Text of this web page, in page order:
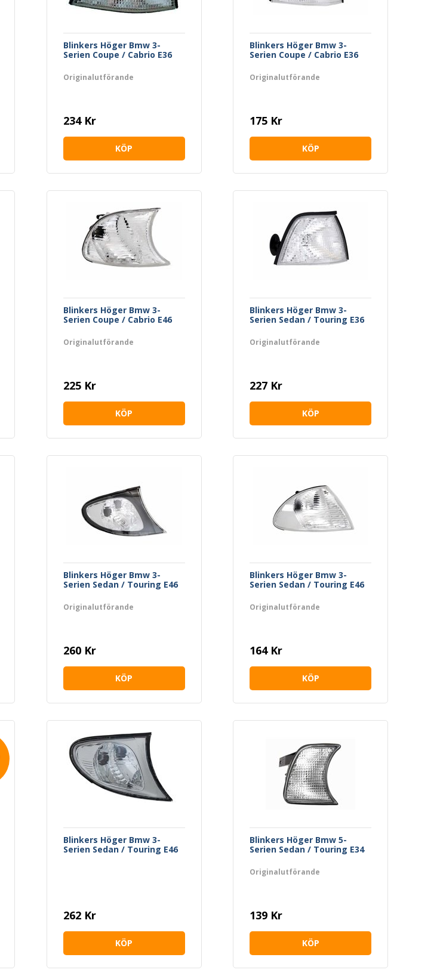
Blinkers Höger Bmw 3-
Serien Coupe / Cabrio E36
Originalutförande
234 Kr
KÖP
Blinkers Höger Bmw 3-
Serien Coupe / Cabrio E36
Originalutförande
175 Kr
KÖP
Blinkers Höger Bmw 3-
Serien Coupe / Cabrio E46
Originalutförande
225 Kr
KÖP
Blinkers Höger Bmw 3-
Serien Sedan / Touring E36
Originalutförande
227 Kr
KÖP
Blinkers Höger Bmw 3-
Serien Sedan / Touring E46
Originalutförande
260 Kr
KÖP
Blinkers Höger Bmw 3-
Serien Sedan / Touring E46
Originalutförande
164 Kr
KÖP
Blinkers Höger Bmw 3-
Serien Sedan / Touring E46
262 Kr
KÖP
Blinkers Höger Bmw 5-
Serien Sedan / Touring E34
Originalutförande
139 Kr
KÖP